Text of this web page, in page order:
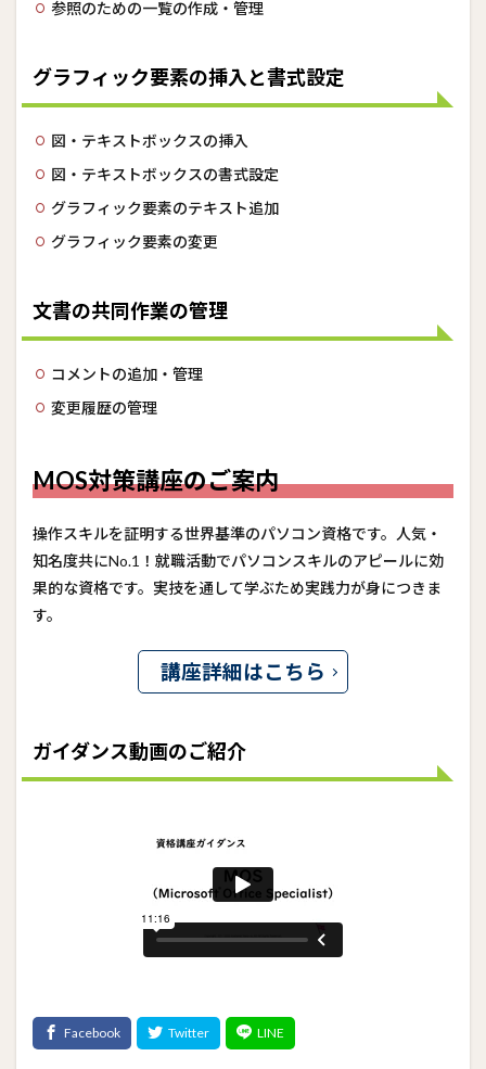
3.1
ス動
介
参照のための一覧の作成・管理
グラフィック要素の挿入と書式設定
図・テキストボックスの挿入
図・テキストボックスの書式設定
グラフィック要素のテキスト追加
グラフィック要素の変更
文書の共同作業の管理
コメントの追加・管理
変更履歴の管理
MOS対策講座のご案内
操作スキルを証明する世界基準のパソコン資格です。人気・
知名度共にNo.1！就職活動でパソコンスキルのアピールに効
果的な資格です。実技を通して学ぶため実践力が身につきま
す。
講座詳細はこちら
ガイダンス動画のご紹介